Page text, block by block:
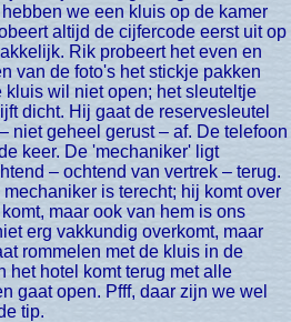
we een kluis op de kamer
altijd de cijfercode eerst uit op
Rik probeert het even en
van de foto's het stickje pakken
wil niet open; het sleuteltje
dicht. Hij gaat de reservesleutel
niet geheel gerust – af. De telefoon
keer. De 'mechaniker' ligt
– ochtend van vertrek – terug.
is terecht; hij komt over
maar ook van hem is ons
erg vakkundig overkomt, maar
rommelen met de kluis in de
het hotel komt terug met alle
gaat open. Pfff, daar zijn we wel
tip.